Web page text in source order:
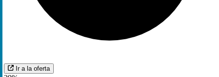
Ir a la oferta